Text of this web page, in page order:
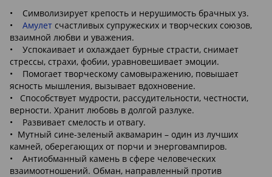
• Символизирует крепость и нерушимость брачных уз.
• Амулет счастливых супружеских и творческих союзов,
взаимной любви и уважения.
• Успокаивает и охлаждает бурные страсти, снимает
стрессы, страхи, фобии, уравновешивает эмоции.
• Помогает творческому самовыражению, повышает
ясность мышления, вызывает вдохновение.
• Способствует мудрости, рассудительности, честности,
верности. Хранит любовь в долгой разлуке.
• Развивает смелость и отвагу.
• Мутный сине-зеленый аквамарин – один из лучших
камней, оберегающих от порчи и энерговампиров.
• Антиобманный камень в сфере человеческих
взаимоотношений. Обман, направленный против